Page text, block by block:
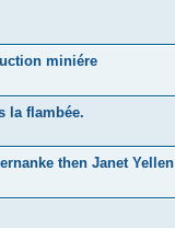
miniére
la flambée.
then Janet Yellen